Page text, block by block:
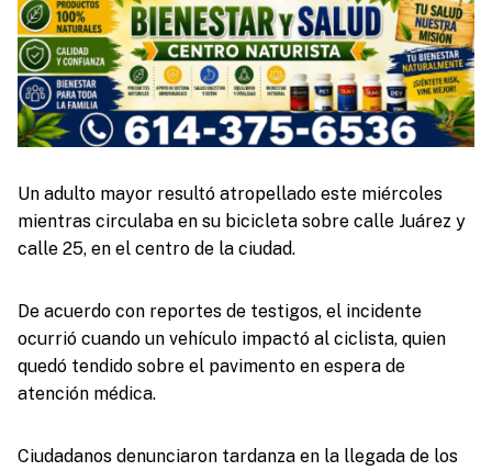
Un adulto mayor resultó atropellado este miércoles
mientras circulaba en su bicicleta sobre calle Juárez y
calle 25, en el centro de la ciudad.
De acuerdo con reportes de testigos, el incidente
ocurrió cuando un vehículo impactó al ciclista, quien
quedó tendido sobre el pavimento en espera de
atención médica.
Ciudadanos denunciaron tardanza en la llegada de los